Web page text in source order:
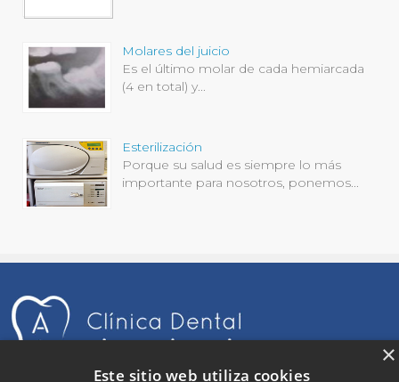
Molares del juicio
Es el último molar de cada hemiarcada
(4 en total) y...
Esterilización
Porque su salud es siempre lo más
importante para nosotros, ponemos...
Este sitio web utiliza cookies
×